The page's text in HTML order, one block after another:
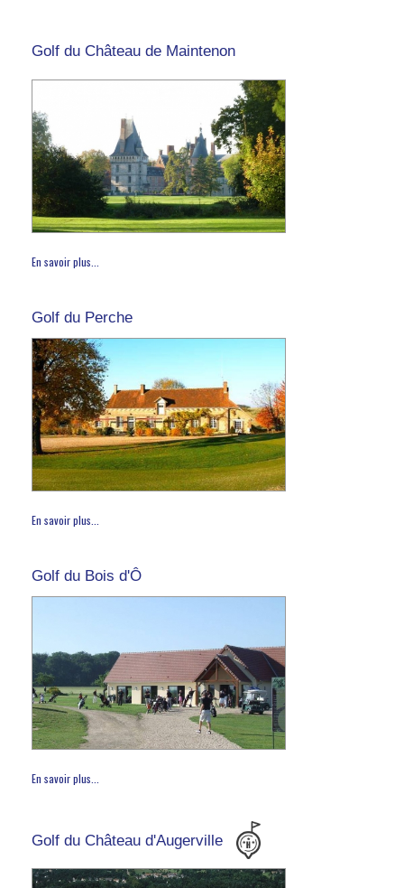
Golf du Château de Maintenon
En savoir plus...
Golf du Perche
En savoir plus...
Golf du Bois d'Ô
En savoir plus...
Golf du Château d'Augerville